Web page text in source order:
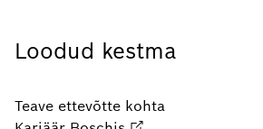
Loodud kestma
Teave ettevõtte kohta